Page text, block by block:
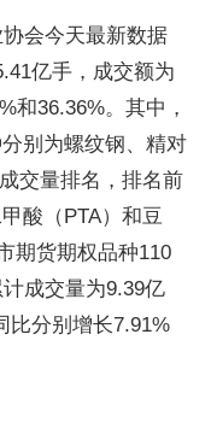
会今天最新数据
亿手，成交额为
和36.36%。其中，
别为螺纹钢、精对
交量排名，排名前
酸（PTA）和豆
期货期权品种110
成交量为9.39亿
比分别增长7.91%